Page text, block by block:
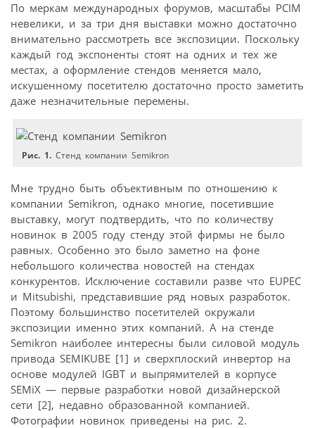
По меркам международных форумов, масштабы PCIM
невелики, и за три дня выставки можно достаточно
внимательно рассмотреть все экспозиции. Поскольку
каждый год экспоненты стоят на одних и тех же
местах, а оформление стендов меняется мало,
искушенному посетителю достаточно просто заметить
даже незначительные перемены.
Рис. 1. Стенд компании Semikron
Мне трудно быть объективным по отношению к
компании Semikron, однако многие, посетившие
выставку, могут подтвердить, что по количеству
новинок в 2005 году стенду этой фирмы не было
равных. Особенно это было заметно на фоне
небольшого количества новостей на стендах
конкурентов. Исключение составили разве что EUPEC
и Mitsubishi, представившие ряд новых разработок.
Поэтому большинство посетителей окружали
экспозиции именно этих компаний. А на стенде
Semikron наиболее интересны были силовой модуль
привода SEMIKUBE [1] и сверхплоский инвертор на
основе модулей IGBT и выпрямителей в корпусе
SEMiX — первые разработки новой дизайнерской
сети [2], недавно образованной компанией.
Фотографии новинок приведены на рис. 2.